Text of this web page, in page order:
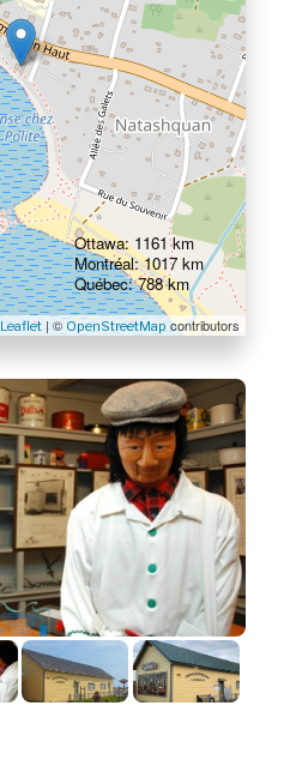
Leaflet| ©OpenStreetMapcontributors
Ottawa: 1161 km
Montréal: 1017 km
Québec: 788 km